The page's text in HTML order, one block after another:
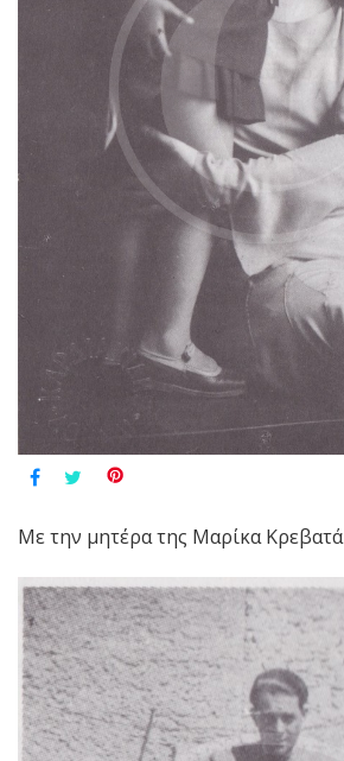
Με την μητέρα της Μαρίκα Κρεβατά